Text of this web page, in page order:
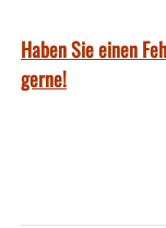
Haben Sie einen
gerne!